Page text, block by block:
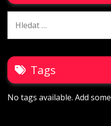
Tags
No tags available. Add